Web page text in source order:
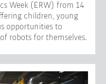
Week (ERW) from 14
children, young
opportunities to
robots for themselves.